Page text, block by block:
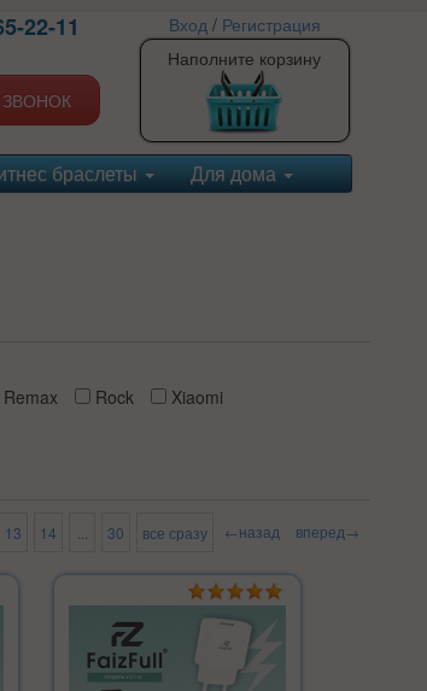
22-11
ЗВОНОК
Вход/ Регистрация
Наполните корзину
браслеты Для дома
Remax Rock Xiaomi
13 14 30 все сразу ←назад вперед→